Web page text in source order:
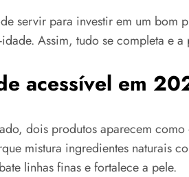
servir para investir em um bom
Assim, tudo se completa e a
acessível em
dois produtos aparecem como
mistura ingredientes naturais
linhas finas e fortalece a pele.